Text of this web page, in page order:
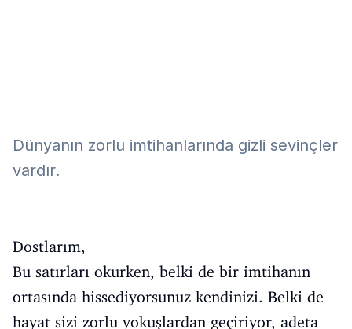
Dünyanın zorlu imtihanlarında gizli sevinçler
vardır.
Dostlarım,
Bu satırları okurken, belki de bir imtihanın
ortasında hissediyorsunuz kendinizi. Belki de
hayat sizi zorlu yokuşlardan geçiriyor, adeta